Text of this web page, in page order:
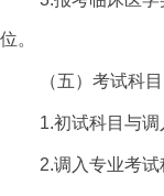
位。
（五）考试科目
1.初试科目与
2.调入专业考试